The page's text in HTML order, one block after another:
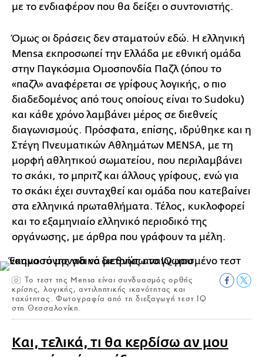
με το ενδιαφέρον που θα δείξει ο συντονιστής.
Όμως οι δράσεις δεν σταματούν εδώ. Η ελληνική
Mensa εκπροσωπεί την Ελλάδα με εθνική ομάδα
στην Παγκόσμια Ομοσπονδία Παζλ (όπου το
«παζλ» αναφέρεται σε γρίφους λογικής, ο πιο
διαδεδομένος από τους οποίους είναι το Sudoku)
και κάθε χρόνο λαμβάνει μέρος σε διεθνείς
διαγωνισμούς. Πρόσφατα, επίσης, ιδρύθηκε και η
Στέγη Πνευματικών Αθλημάτων MENSA, με τη
μορφή αθλητικού σωματείου, που περιλαμβάνει
το σκάκι, το μπριτζ και άλλους γρίφους, ενώ για
το σκάκι έχει συνταχθεί και ομάδα που κατεβαίνει
στα ελληνικά πρωταθλήματα. Τέλος, κυκλοφορεί
και το εξαμηνιαίο ελληνικό περιοδικό της
οργάνωσης, με άρθρα που γράφουν τα μέλη.
Το τεστ της Mensa είναι συνδυασμός ορθής
κρίσης, λογικής, αντιληπτικής ικανότητας και
ταχύτητας. Φωτογραφία από τη διεξαγωγή τεστ IQ
στη Θεσσαλονίκη.
Και, τελικά, τι θα κερδίσω αν μου